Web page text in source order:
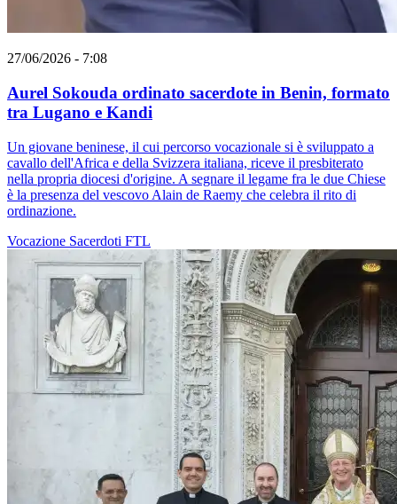
27/06/2026 - 7:08
Aurel Sokouda ordinato sacerdote in Benin, formato
tra Lugano e Kandi
Un giovane beninese, il cui percorso vocazionale si è sviluppato a
cavallo dell'Africa e della Svizzera italiana, riceve il presbiterato
nella propria diocesi d'origine. A segnare il legame fra le due Chiese
è la presenza del vescovo Alain de Raemy che celebra il rito di
ordinazione.
Vocazione Sacerdoti FTL